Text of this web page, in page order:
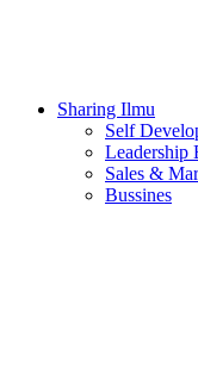
Sharing Ilmu
Self
Leadership
Sales &
Bussines